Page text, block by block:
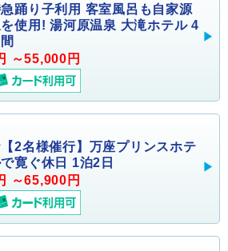
踊り子利用 客室風呂も自家源
使用! 湯河原温泉 大滝ホテル 4
～55,000円
2名様催行】万座プリンスホテ
寛ぐ休日 1泊2日
～65,900円